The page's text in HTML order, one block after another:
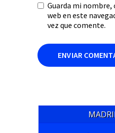
Guarda mi
web en este
vez que comente.